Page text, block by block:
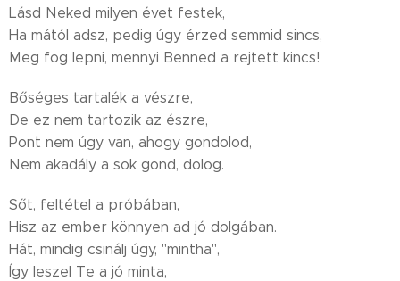
Lásd Neked milyen évet festek,
Ha mától adsz, pedig úgy érzed semmid sincs,
Meg fog lepni, mennyi Benned a rejtett kincs!
Bőséges tartalék a vészre,
De ez nem tartozik az észre,
Pont nem úgy van, ahogy gondolod,
Nem akadály a sok gond, dolog.
Sőt, feltétel a próbában,
Hisz az ember könnyen ad jó dolgában.
Hát, mindig csinálj úgy, "mintha",
Így leszel Te a jó minta,